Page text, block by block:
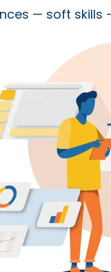
— soft skills